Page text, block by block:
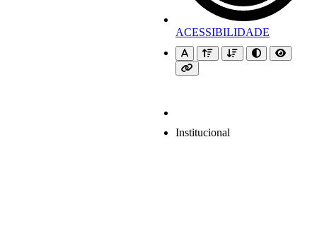
ACESSIBILIDADE
Institucional